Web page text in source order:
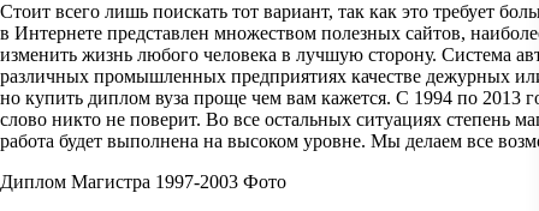
Стоит всего лишь поискать тот вариант, так как это требует
в Интернете представлен множеством полезных сайтов,
изменить жизнь любого человека в лучшую сторону. Система
различных промышленных предприятиях качестве дежурных
но купить диплом вуза проще чем вам кажется. С 1994 по 2013
слово никто не поверит. Во все остальных ситуациях степень
работа будет выполнена на высоком уровне. Мы делаем все
Диплом Магистра 1997-2003 Фото